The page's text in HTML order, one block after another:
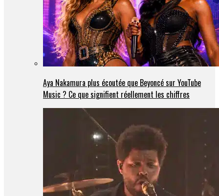
Aya Nakamura plus écoutée que Beyoncé sur YouTube
Music ? Ce que signifient réellement les chiffres